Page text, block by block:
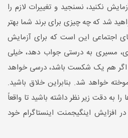
نکنید، نسنجید و تغییرات لازم را
شد که چه چیزی برای برند شما بهتر
اجتماعی این است که برای آزمایش
مسیری به درستی جواب دهد، خیلی
اگر هم یک شکست باشد، درسی خواهد
خواهد شد. بنابراین خلاق باشید.
به دقت زیر نظر داشته باشید تا واقعاً
افزایش اینگیجمنت اینستاگرام خود